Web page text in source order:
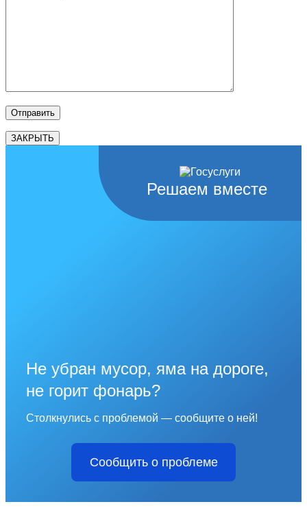
ЗАКРЫТЬ
Решаем вместе
Не убран мусор, яма на дороге,
не горит фонарь?
Столкнулись с проблемой — сообщите о ней!
Сообщить о проблеме